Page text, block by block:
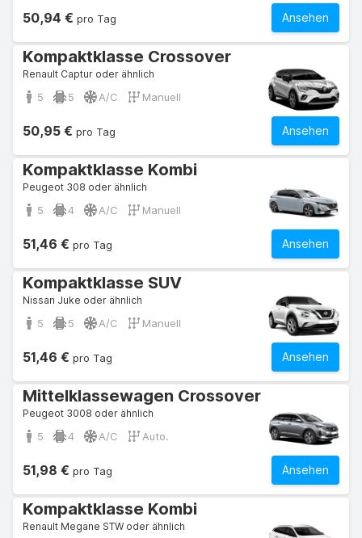
Ansehen
50,94 € pro Tag
Kompaktklasse Crossover
Renault Captur oder ähnlich
5 5 A/C Manuell
Ansehen
50,95 € pro Tag
Kompaktklasse Kombi
Peugeot 308 oder ähnlich
5 4 A/C Manuell
Ansehen
51,46 € pro Tag
Kompaktklasse SUV
Nissan Juke oder ähnlich
5 5 A/C Manuell
Ansehen
51,46 € pro Tag
Mittelklassewagen Crossover
Peugeot 3008 oder ähnlich
5 4 A/C Auto.
Ansehen
51,98 € pro Tag
Kompaktklasse Kombi
Renault Megane STW oder ähnlich